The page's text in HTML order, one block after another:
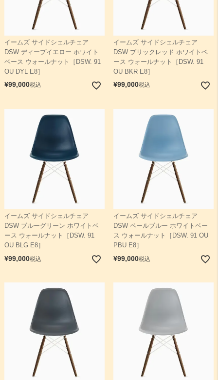
イームズ サイドシェルチェア
DSW ディープイエロー ホワイト
ベース ウォールナット［DSW. 91
OU DYL E8］
¥99,000税込
イームズ サイドシェルチェア
DSW ブリックレッド ホワイトベ
ース ウォールナット［DSW. 91
OU BKR E8］
¥99,000税込
イームズ サイドシェルチェア
DSW ブルーグリーン ホワイトベ
ース ウォールナット［DSW. 91
OU BLG E8］
¥99,000税込
イームズ サイドシェルチェア
DSW ペールブルー ホワイトベー
ス ウォールナット［DSW. 91 OU
PBU E8］
¥99,000税込